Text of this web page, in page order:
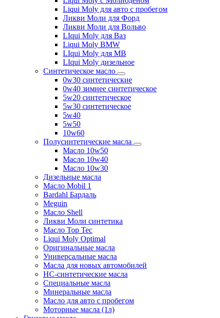
Liqui Moly для авто с пробегом
Ликви Моли для Форд
Ликви Моли для Вольво
LIqui Moly для Ваз
Liqui Moly BMW
LIqui Moly для MB
LIqui Moly дизельное
Синтетическое масло
0w30 синтетические
0w40 зимнее синтетическое
5w20 синтетическое
5w30 синтетическое
5w40
5w50
10w60
Полусинтетические масла
Масло 10w50
Масло 10w40
Масло 10w30
Дизельные масла
Масло Mobil 1
Bardahl Бардаль
Meguin
Масло Shell
Ликви Моли синтетика
Масло Top Tec
Liqui Moly Optimal
Оригинальные масла
Универсальные масла
Масла для новых автомобилей
HC-синтетические масла
Специальные масла
Минеральные масла
Масло для авто с пробегом
Моторные масла (1л)